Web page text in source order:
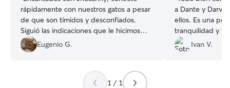
rápidamente con nuestros gatos a pesar
de que son tímidos y desconfiados.
Siguió las indicaciones que le hicimos
sobre sus particularidades con la comida,
nos mantenía informados diariamente y
Eugenio G.
a Dante y
ellos. Es una
tranquilidad y
con ella para
Ivan V.
1 / 1